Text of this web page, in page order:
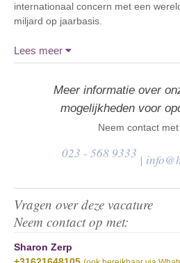
Vragen over deze vacature
Neem contact op met:
Sharon Zerp
internationaal concern met een
miljard op jaarbasis.
Lees meer
Meer informatie over
mogelijkheden voor
Neem contact
023 - 568 9333 |